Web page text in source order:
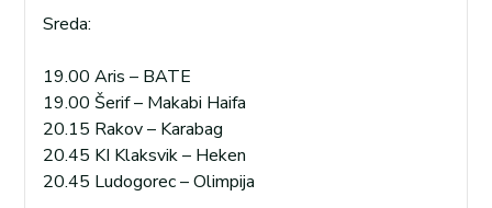
Sreda:
19.00 Aris – BATE
19.00 Šerif – Makabi Haifa
20.15 Rakov – Karabag
20.45 KI Klaksvik – Heken
20.45 Ludogorec – Olimpija